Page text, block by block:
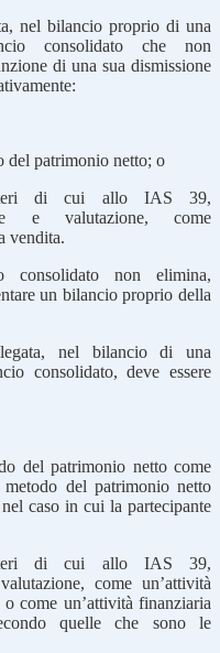
nel bilancio proprio di una
consolidato che non
di una sua dismissione
del patrimonio netto; o
di cui allo IAS 39,
e valutazione, come
vendita.
consolidato non elimina,
un bilancio proprio della
nel bilancio di una
consolidato, deve essere
del patrimonio netto come
del patrimonio netto
caso in cui la partecipante
di cui allo IAS 39,
come un’attività
come un’attività finanziaria
quelle che sono le